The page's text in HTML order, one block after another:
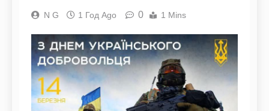
N G 1 Год Ago 0 1 Mins